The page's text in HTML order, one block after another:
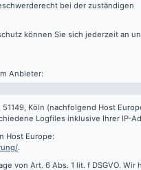
bei der zuständigen
können Sie sich jederzeit an
Anbieter:
Köln (nachfolgend Host
Logfiles inklusive Ihrer IP-
Host Europe:
.
von Art. 6 Abs. 1 lit. f DSGVO. Wir